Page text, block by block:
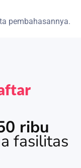
pembahasannya.
ribu
fasilitas